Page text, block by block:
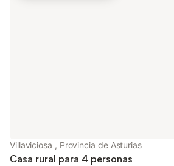
Villaviciosa , Provincia de Asturias
Casa rural para 4 personas